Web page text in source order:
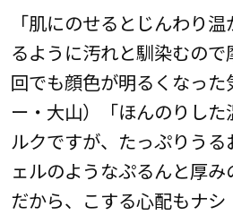
「肌にのせるとじんわり
るように汚れと馴染むの
回でも顔色が明るくなっ
ー・大山）「ほんのりし
ルクですが、たっぷりう
ェルのようなぷるんと厚
だから、こする心配もナ